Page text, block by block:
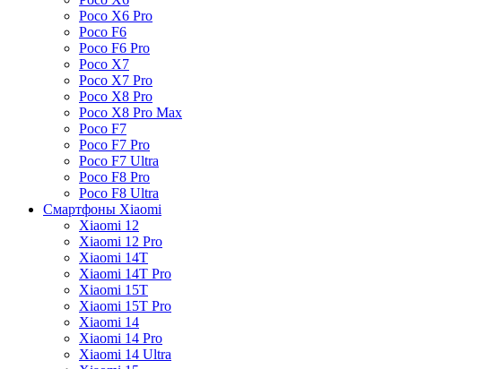
Poco X6 Pro
Poco F6
Poco F6 Pro
Poco X7
Poco X7 Pro
Poco X8 Pro
Poco X8 Pro Max
Poco F7
Poco F7 Pro
Poco F7 Ultra
Poco F8 Pro
Poco F8 Ultra
Смартфоны Xiaomi
Xiaomi 12
Xiaomi 12 Pro
Xiaomi 14T
Xiaomi 14T Pro
Xiaomi 15T
Xiaomi 15T Pro
Xiaomi 14
Xiaomi 14 Pro
Xiaomi 14 Ultra